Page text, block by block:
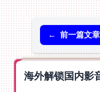
← 前一篇文章
海外解锁国内影